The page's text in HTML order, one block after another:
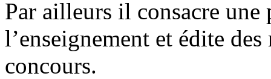
Par ailleurs il consacre
l’enseignement et édite
concours.